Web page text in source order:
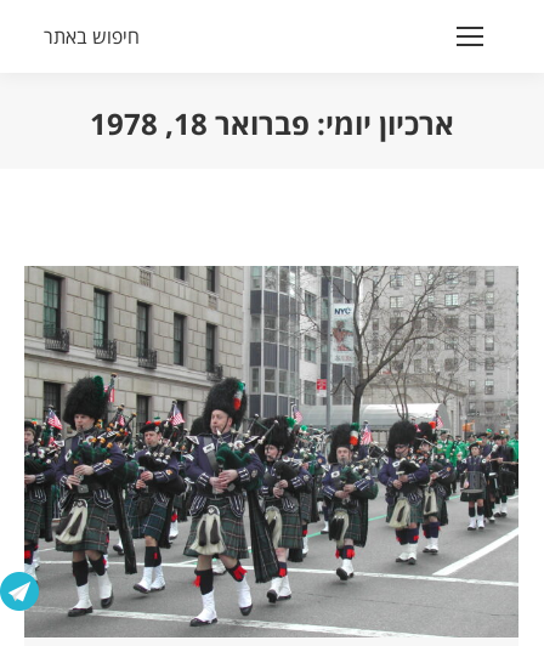
Search:
חיפוש באתר
ארכיון יומי: פברואר 18, 1978